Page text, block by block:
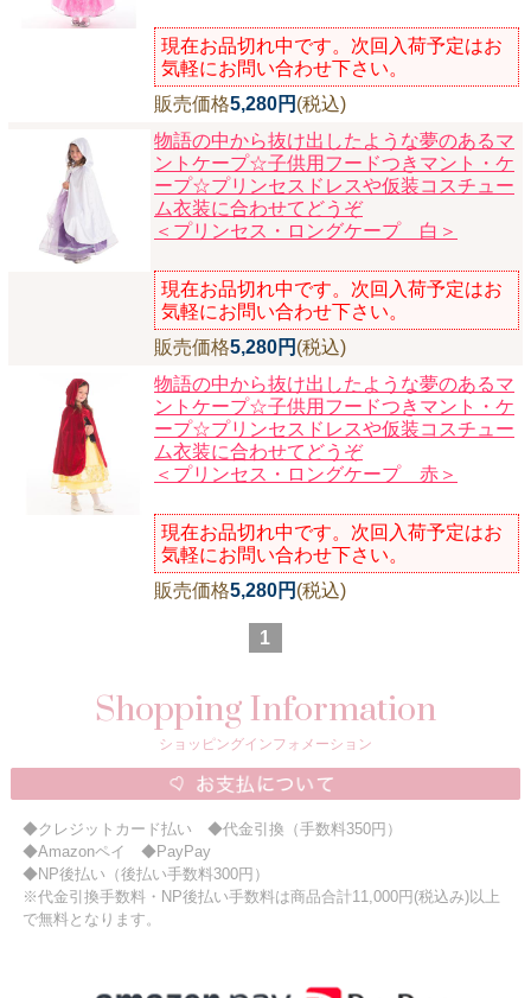
現在お品切れ中です。次回入荷予定はお
気軽にお問い合わせ下さい。
販売価格5,280円 (税込)
物語の中から抜け出したような夢のあるマ
ントケープ☆子供用フードつきマント・ケ
ープ☆プリンセスドレスや仮装コスチュー
ム衣装に合わせてどうぞ
＜プリンセス・ロングケープ 白＞
現在お品切れ中です。次回入荷予定はお
気軽にお問い合わせ下さい。
販売価格5,280円 (税込)
物語の中から抜け出したような夢のあるマ
ントケープ☆子供用フードつきマント・ケ
ープ☆プリンセスドレスや仮装コスチュー
ム衣装に合わせてどうぞ
＜プリンセス・ロングケープ 赤＞
現在お品切れ中です。次回入荷予定はお
気軽にお問い合わせ下さい。
販売価格5,280円 (税込)
1
Shopping Information
ショッピングインフォメーション
◆クレジットカード払い ◆代金引換（手数料350円）
◆Amazonペイ ◆PayPay
◆NP後払い（後払い手数料300円）
※代金引換手数料・NP後払い手数料は商品合計11,000円(税込み)以上
で無料となります。